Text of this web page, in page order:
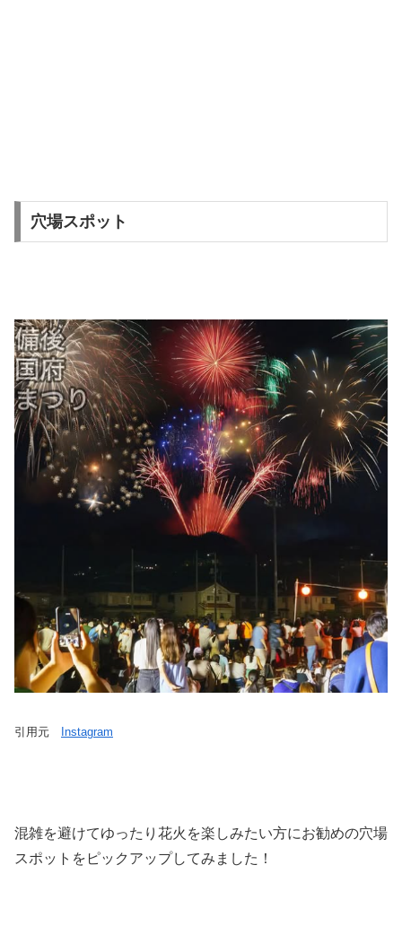
穴場スポット
引用元 Instagram
混雑を避けてゆったり花火を楽しみたい方にお勧めの穴場
スポットをピックアップしてみました！